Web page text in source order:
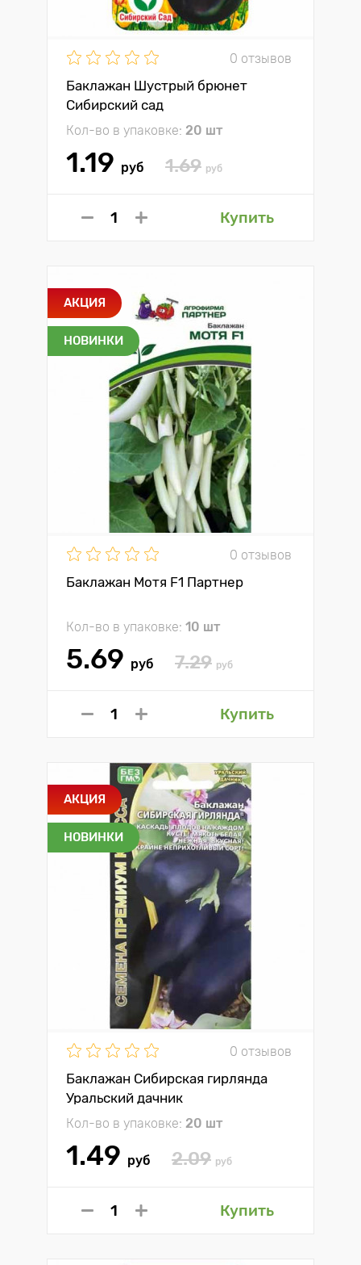
0 отзывов
Баклажан Шустрый брюнет
Сибирский сад
Кол-во в упаковке: 20 шт
1.19 руб 1.69 руб
Купить
АКЦИЯ
НОВИНКИ
0 отзывов
Баклажан Мотя F1 Партнер
Кол-во в упаковке: 10 шт
5.69 руб 7.29 руб
Купить
АКЦИЯ
НОВИНКИ
0 отзывов
Баклажан Сибирская гирлянда
Уральский дачник
Кол-во в упаковке: 20 шт
1.49 руб 2.09 руб
Купить